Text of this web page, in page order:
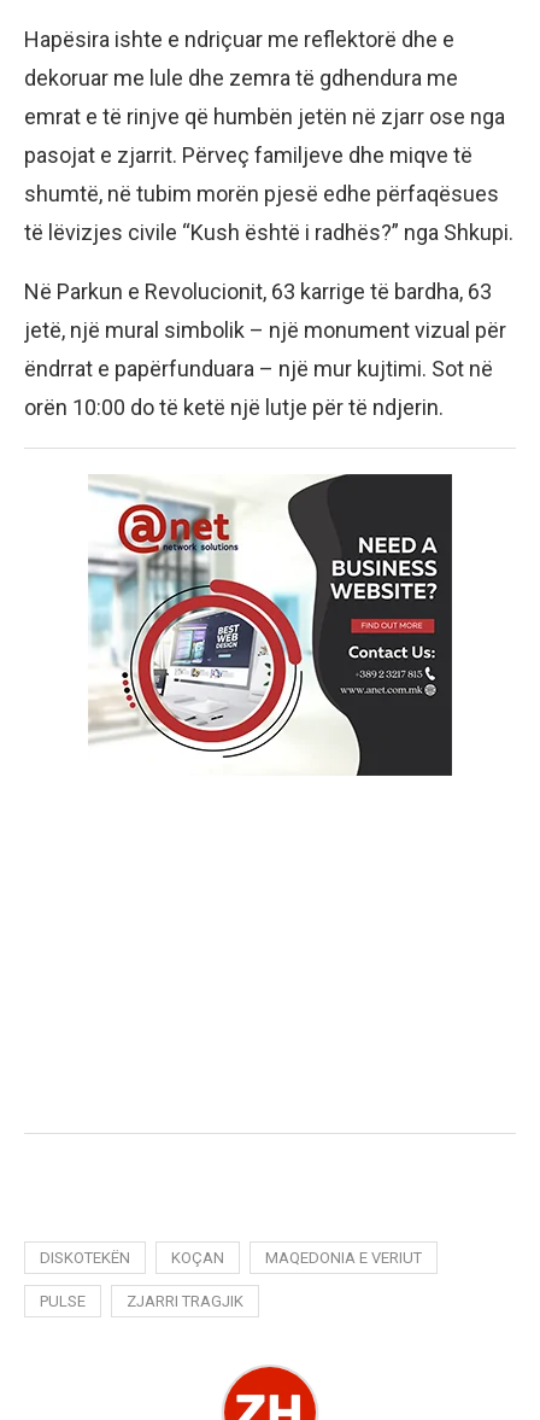
Hapësira ishte e ndriçuar me reflektorë dhe e
dekoruar me lule dhe zemra të gdhendura me
emrat e të rinjve që humbën jetën në zjarr ose nga
pasojat e zjarrit. Përveç familjeve dhe miqve të
shumtë, në tubim morën pjesë edhe përfaqësues
të lëvizjes civile “Kush është i radhës?” nga Shkupi.
Në Parkun e Revolucionit, 63 karrige të bardha, 63
jetë, një mural simbolik – një monument vizual për
ëndrrat e papërfunduara – një mur kujtimi. Sot në
orën 10:00 do të ketë një lutje për të ndjerin.
DISKOTEKËN KOÇAN MAQEDONIA E VERIUT
PULSE ZJARRI TRAGJIK